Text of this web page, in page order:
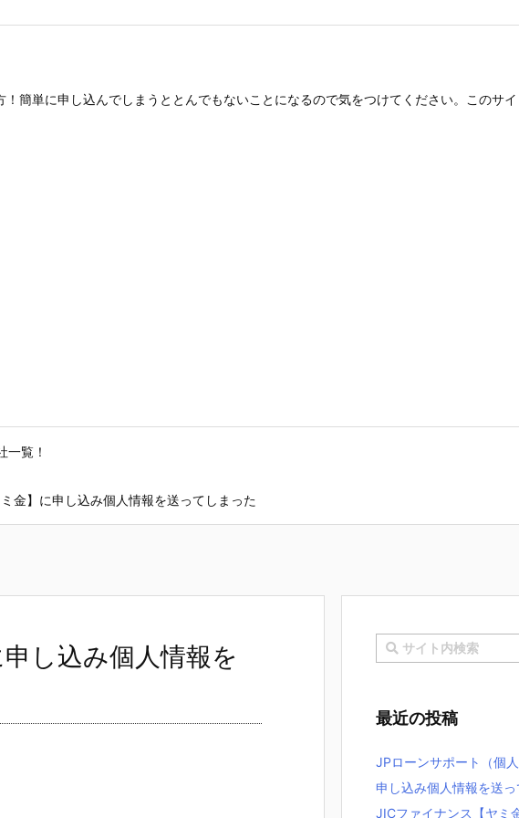
簡単に申し込んでしまうととんでもないことになるので気をつけてください。このサ
一覧！
金】に申し込み個人情報を送ってしまった
し込み個人情報を
最近の投稿
JPローンサポート（個
申し込み個人情報を送っ
JICファイナンス【ヤミ